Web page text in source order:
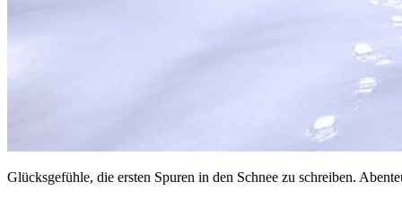
Glücksgefühle, die ersten Spuren in den Schnee zu schreiben.